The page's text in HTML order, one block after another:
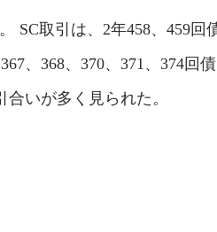
SC取引は、2年458、459回
、368、370、371、374回
いが多く見られた。